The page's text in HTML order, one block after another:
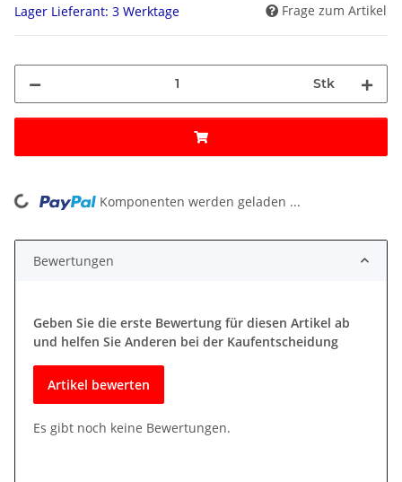
Lager Lieferant: 3 Werktage Frage zum Artikel
Stk
Loading... Komponenten werden geladen ...
Bewertungen
Geben Sie die erste Bewertung für diesen Artikel ab
und helfen Sie Anderen bei der Kaufentscheidung
Artikel bewerten
Es gibt noch keine Bewertungen.